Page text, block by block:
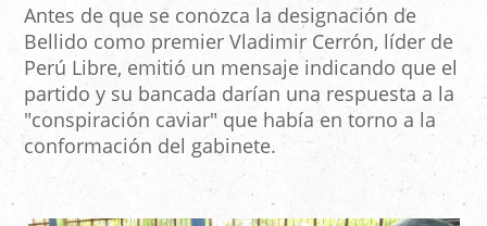
Antes de que se conozca la designación de
Bellido como premier Vladimir Cerrón, líder de
Perú Libre, emitió un mensaje indicando que el
partido y su bancada darían una respuesta a la
"conspiración caviar" que había en torno a la
conformación del gabinete.